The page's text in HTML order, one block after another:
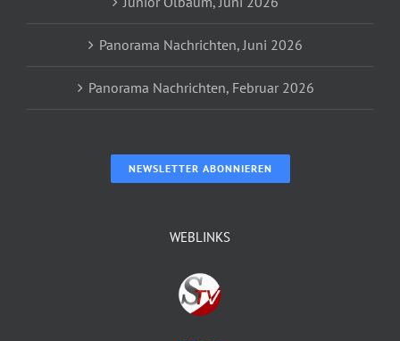
Panorama Nachrichten, Juni 2026
Panorama Nachrichten, Februar 2026
NEWSLETTER ABONNIEREN
WEBLINKS